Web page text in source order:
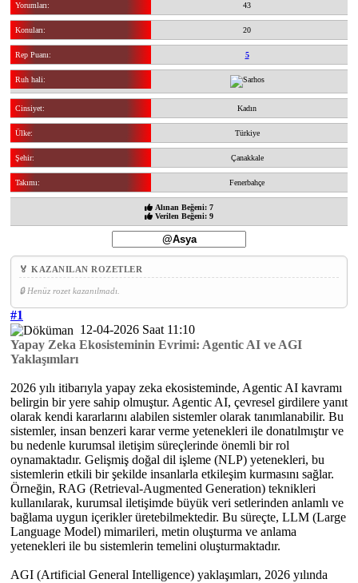
Yorumları: 43
Konuları: 20
Rep Puanı: 5
Ruh hali:
Cinsiyet: Kadın
Ülke: Türkiye
Şehir: Çanakkale
Takımı: Fenerbahçe
Alınan Beğeni: 7
Verilen Beğeni: 9
🏅 KAZANILAN ROZETLER
🔒 Henüz rozet kazanılmadı.
#1
12-04-2026 Saat 11:10
Yapay Zeka Ekosisteminin Evrimi: Agentic AI ve AGI
Yaklaşımları
2026 yılı itibarıyla yapay zeka ekosisteminde, Agentic AI kavramı
belirgin bir yere sahip olmuştur. Agentic AI, çevresel girdilere yanıt
olarak kendi kararlarını alabilen sistemler olarak tanımlanabilir. Bu
sistemler, insan benzeri karar verme yetenekleri ile donatılmıştır ve
bu nedenle kurumsal iletişim süreçlerinde önemli bir rol
oynamaktadır. Gelişmiş doğal dil işleme (NLP) yetenekleri, bu
sistemlerin etkili bir şekilde insanlarla etkileşim kurmasını sağlar.
Örneğin, RAG (Retrieval-Augmented Generation) teknikleri
kullanılarak, kurumsal iletişimde büyük veri setlerinden anlamlı ve
bağlama uygun içerikler üretebilmektedir. Bu süreçte, LLM (Large
Language Model) mimarileri, metin oluşturma ve anlama
yetenekleri ile bu sistemlerin temelini oluşturmaktadır.
AGI (Artificial General Intelligence) yaklaşımları, 2026 yılında